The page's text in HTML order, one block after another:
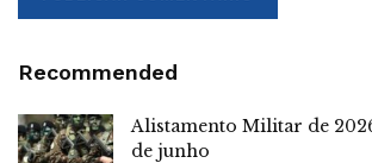
Recommended
Alistamento Militar de
de junho